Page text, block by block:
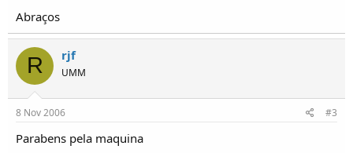
Abraços
R rjf
UMM
8 Nov 2006 #3
Parabens pela maquina